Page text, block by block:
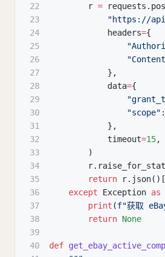
22
        r
= requests .
23
"https://
24
            headers
={
25
26
27
} ,
28
            data
={
29
30
"scope" :
31
} ,
32
            timeout
=15,
33
)
34
        r
.
35
return r. json( ) [
36
except Exception as
37
print (f"获取
38
return None
39
40
def